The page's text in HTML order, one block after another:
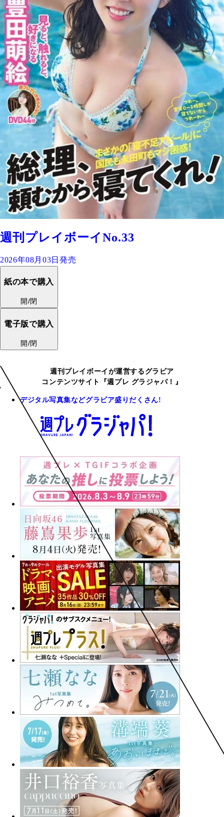
週刊プレイボーイNo.33
2026年08月03日発売
紙の本で購入
開/閉
電子版で購入
開/閉
週刊プレイボーイが運営するグラビア
コンテンツサイト『週プレ グラジャパ！』
デジタル写真集などグラビア盛りだくさん!